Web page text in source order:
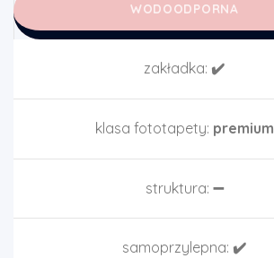
WODOODPORNA
zakładka: ✔️
klasa fototapety: premium
struktura: ➖
samoprzylepna: ✔️